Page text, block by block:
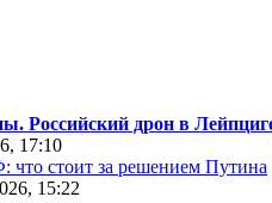
Российский дрон в
17:10
стоит за решением Путина
15:22